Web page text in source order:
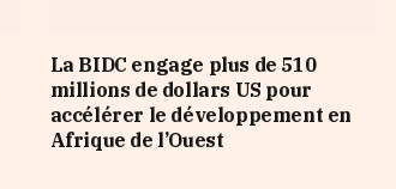
La BIDC engage plus de 510
millions de dollars US pour
accélérer le développement en
Afrique de l’Ouest